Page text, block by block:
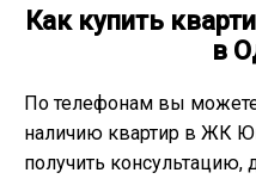
Как купить
в
По телефонам вы
наличию квартир в ЖК
получить консультацию,